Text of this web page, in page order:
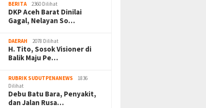
BERITA 2360 Dilihat
DKP Aceh Barat Dinilai
Gagal, Nelayan So…
DAERAH 2078 Dilihat
H. Tito, Sosok Visioner di
Balik Maju Pe…
RUBRIK SUDUTPENANEWS
1836
Dilihat
Debu Batu Bara, Penyakit,
dan Jalan Rusa…